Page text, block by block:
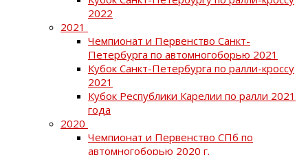
2022
2021
Чемпионат и Первенство Санкт-
Петербурга по автомногоборью 2021
Кубок Санкт-Петербурга по ралли-кроссу
2021
Кубок Республики Карелии по ралли 2021
года
2020
Чемпионат и Первенство СПб по
автомногоборью 2020 г.